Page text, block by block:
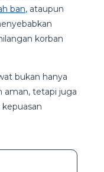
ban, ataupun
korban
bukan hanya
aman, tetapi juga